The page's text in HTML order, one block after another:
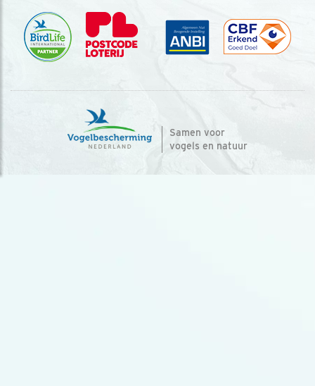
Samen voor
vogels en natuur